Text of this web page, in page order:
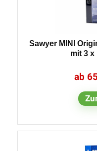
Sawyer MINI
mit 3 x